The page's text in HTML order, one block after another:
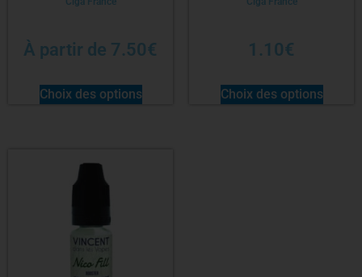
À partir de 7.50€
Choix des options
1.10€
Choix des options